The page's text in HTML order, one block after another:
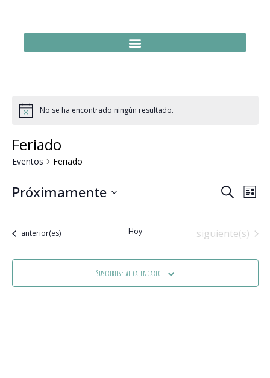
No se ha encontrado ningún resultado.
Feriado
Eventos Feriado
de
y
vistas
Buscar
de
Lista
Próximamente
fecha.
Eventos
anterior(es) Hoy Eventos
siguiente(s)
Suscribirse al calendario